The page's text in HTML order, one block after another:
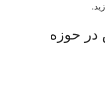
حوزه